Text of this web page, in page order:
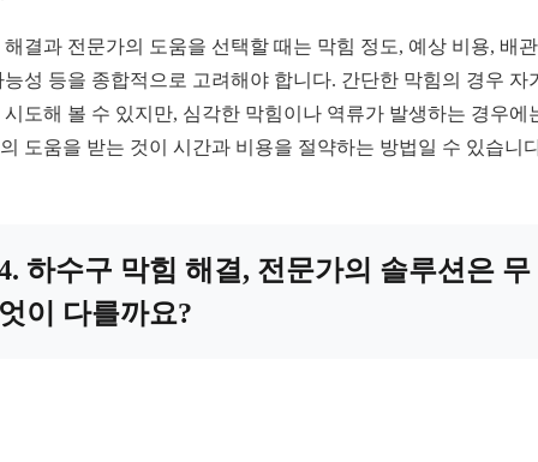
해결과 전문가의 도움을 선택할 때는 막힘 정도, 예상 비용, 배
능성 등을 종합적으로 고려해야 합니다. 간단한 막힘의 경우 자
시도해 볼 수 있지만, 심각한 막힘이나 역류가 발생하는 경우에
도움을 받는 것이 시간과 비용을 절약하는 방법일 수 있습니
하수구 막힘 해결, 전문가의 솔루션은 무
이 다를까요?